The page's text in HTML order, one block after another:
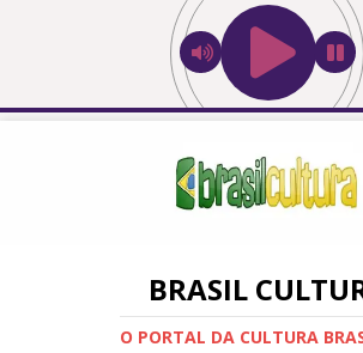
BRASIL
O PORTAL DA CULTURA